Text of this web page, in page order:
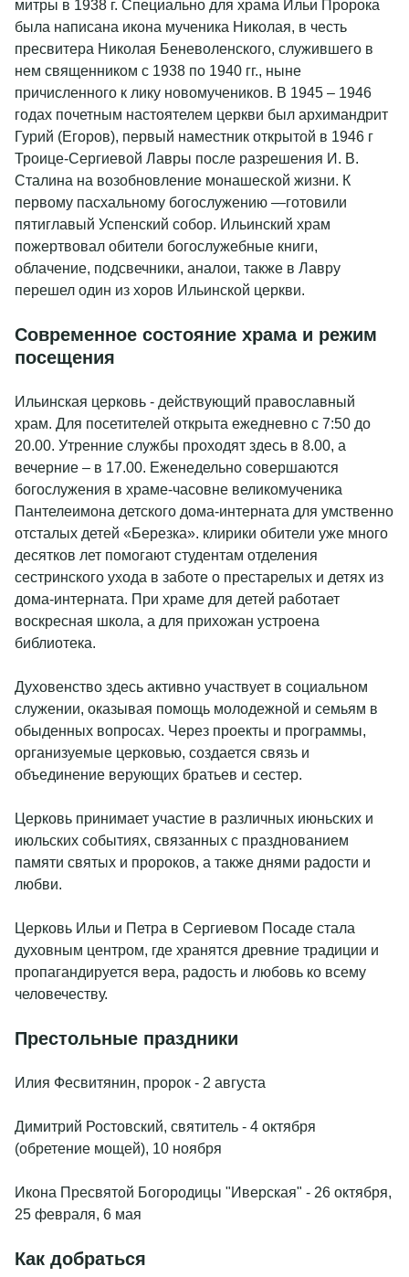
митры в 1938 г. Специально для храма Ильи Пророка
была написана икона мученика Николая, в честь
пресвитера Николая Беневоленского, служившего в
нем священником с 1938 по 1940 гг., ныне
причисленного к лику новомучеников. В 1945 – 1946
годах почетным настоятелем церкви был архимандрит
Гурий (Егоров), первый наместник открытой в 1946 г
Троице-Сергиевой Лавры после разрешения И. В.
Сталина на возобновление монашеской жизни. К
первому пасхальному богослужению —готовили
пятиглавый Успенский собор. Ильинский храм
пожертвовал обители богослужебные книги,
облачение, подсвечники, аналои, также в Лавру
перешел один из хоров Ильинской церкви.
Современное состояние храма и режим
посещения
Ильинская церковь - действующий православный
храм. Для посетителей открыта ежедневно с 7:50 до
20.00. Утренние службы проходят здесь в 8.00, а
вечерние – в 17.00. Еженедельно совершаются
богослужения в храме-часовне великомученика
Пантелеимона детского дома-интерната для умственно
отсталых детей «Березка». клирики обители уже много
десятков лет помогают студентам отделения
сестринского ухода в заботе о престарелых и детях из
дома-интерната. При храме для детей работает
воскресная школа, а для прихожан устроена
библиотека.
Духовенство здесь активно участвует в социальном
служении, оказывая помощь молодежной и семьям в
обыденных вопросах. Через проекты и программы,
организуемые церковью, создается связь и
объединение верующих братьев и сестер.
Церковь принимает участие в различных июньских и
июльских событиях, связанных с празднованием
памяти святых и пророков, а также днями радости и
любви.
Церковь Ильи и Петра в Сергиевом Посаде стала
духовным центром, где хранятся древние традиции и
пропагандируется вера, радость и любовь ко всему
человечеству.
Престольные праздники
Илия Фесвитянин, пророк - 2 августа
Димитрий Ростовский, святитель - 4 октября
(обретение мощей), 10 ноября
Икона Пресвятой Богородицы "Иверская" - 26 октября,
25 февраля, 6 мая
Как добраться